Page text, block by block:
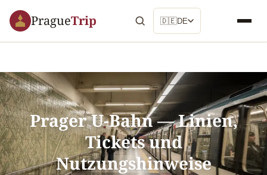
PragueTrip 🇩🇪DE
Prager U-Bahn — Linien,
Tickets und
Nutzungshinweise